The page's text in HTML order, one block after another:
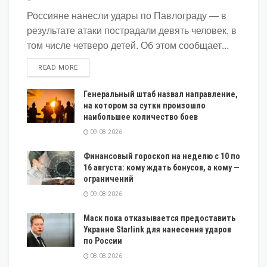
Россияне нанесли удары по Павлограду — в
результате атаки пострадали девять человек, в
том числе четверо детей. Об этом сообщает...
READ MOREDETAILS
Генеральный штаб назвал направление,
на котором за сутки произошло
наибольшее количество боев
09.08.2026
Финансовый гороскоп на неделю с 10 по
16 августа: кому ждать бонусов, а кому —
ограничений
09.08.2026
Маск пока отказывается предоставить
Украине Starlink для нанесения ударов
по России
08.08.2026